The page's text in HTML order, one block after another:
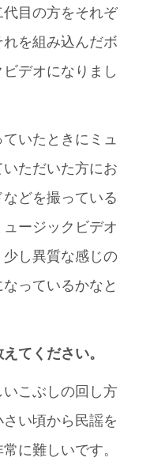
目の方をそれぞ
を組み込んだボ
デオになりまし
いたときにミュ
ただいた方にお
どを撮っている
ージックビデオ
し異質な感じの
っているかなと
てください。
こぶしの回し方
い頃から民謡を
に難しいです。